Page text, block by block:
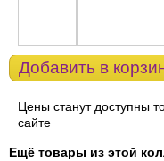
Добавить в
Цены станут доступны
сайте
Ещё товары из этой